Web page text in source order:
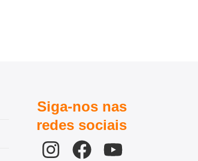
Siga-nos nas
redes sociais